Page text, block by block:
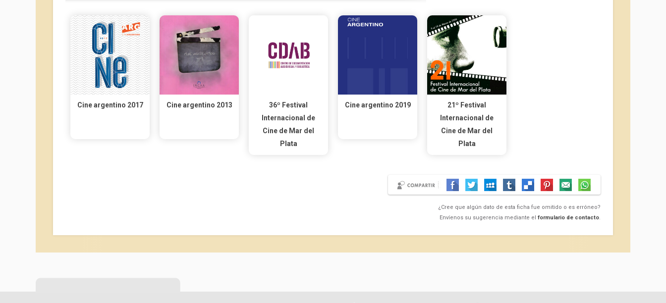
Cine argentino 2017 Cine argentino 2013
36º Festival
Internacional de
Cine de Mar del
Plata
Cine argentino 2019
21º Festival
Internacional de
Cine de Mar del
Plata
¿Cree que algún dato de esta ficha fue omitido o es erróneo?
Envíenos su sugerencia mediante el formulario de contacto.